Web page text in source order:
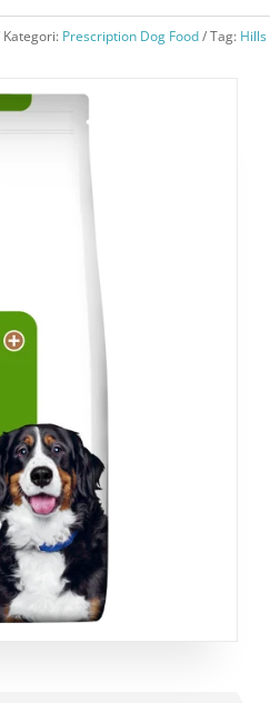
Kategori: Prescription Dog Food Tag: